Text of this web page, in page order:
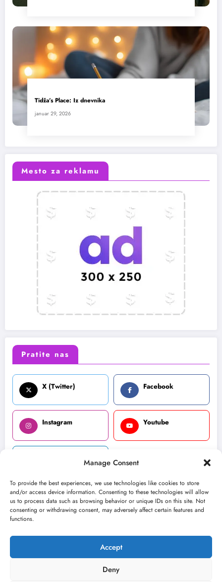
Manage Consent
To provide the best experiences, we use technologies like cookies to store
and/or access device information. Consenting to these technologies will allow
us to process data such as browsing behavior or unique IDs on this site. Not
consenting or withdrawing consent, may adversely affect certain features and
functions.
Accept
Deny
Tidža’s Place: Iz dnevnika
januar 29, 2026
Mesto za reklamu
Pratite nas
X (Twitter) Facebook
Instagram Youtube
O nama Uslovi
Kontakt